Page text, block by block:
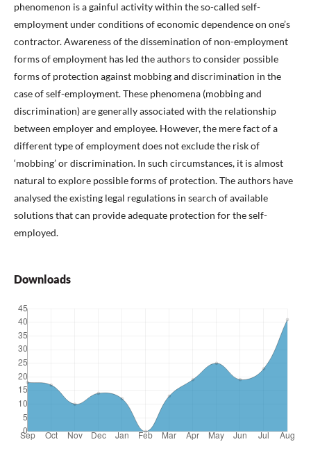
phenomenon is a gainful activity within the so-called self-
employment under conditions of economic dependence on one’s
contractor. Awareness of the dissemination of non-employment
forms of employment has led the authors to consider possible
forms of protection against mobbing and discrimination in the
case of self-employment. These phenomena (mobbing and
discrimination) are generally associated with the relationship
between employer and employee. However, the mere fact of a
different type of employment does not exclude the risk of
‘mobbing’ or discrimination. In such circumstances, it is almost
natural to explore possible forms of protection. The authors have
analysed the existing legal regulations in search of available
solutions that can provide adequate protection for the self-
employed.
Downloads